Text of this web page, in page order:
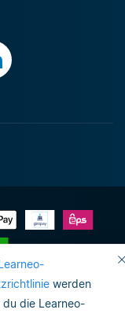
werden
du die Learneo-